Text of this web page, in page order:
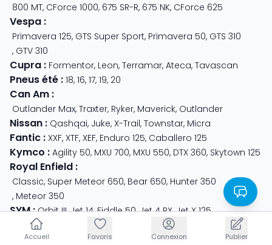
800 MT, CForce 1000, 675 SR-R, 675 NK, CForce 625
Vespa :
Primavera 125, GTS Super Sport, Primavera 50, GTS 310
, GTV 310
Cupra : Formentor, Leon, Terramar, Ateca, Tavascan
Pneus été : 18, 16, 17, 19, 20
Can Am :
Outlander Max, Traxter, Ryker, Maverick, Outlander
Nissan : Qashqai, Juke, X-Trail, Townstar, Micra
Fantic : XXF, XTF, XEF, Enduro 125, Caballero 125
Kymco : Agility 50, MXU 700, MXU 550, DTX 360, Skytown 125
Royal Enfield :
Classic, Super Meteor 650, Bear 650, Hunter 350
, Meteor 350
SYM: Orbit III,Jet 14,Fiddle 50,Jet 4 RX,Jet X 125
QJ Motor ,SRV 600 SRT 800,SRK 125 SRV 125
Fiat: 500 Ducato,Tipo, 500X
Accueil Favoris Connexion Publier
Accueil Favoris Connexion Publier